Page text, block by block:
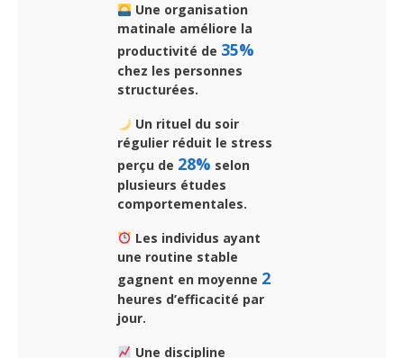
Une organisation
matinale améliore la
productivité de 35%
chez les personnes
structurées.
Un rituel du soir
régulier réduit le stress
perçu de 28% selon
plusieurs études
comportementales.
Les individus ayant
une routine stable
gagnent en moyenne 2
heures d’efficacité par
jour.
Une discipline